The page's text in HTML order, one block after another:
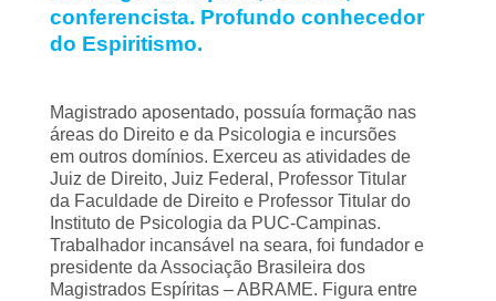
conferencista. Profundo conhecedor
do Espiritismo.
Magistrado aposentado, possuía formação nas
áreas do Direito e da Psicologia e incursões
em outros domínios. Exerceu as atividades de
Juiz de Direito, Juiz Federal, Professor Titular
da Faculdade de Direito e Professor Titular do
Instituto de Psicologia da PUC-Campinas.
Trabalhador incansável na seara, foi fundador e
presidente da Associação Brasileira dos
Magistrados Espíritas – ABRAME. Figura entre